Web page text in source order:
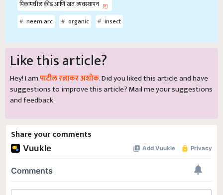
पिकांमधील कीड आणि खत व्यवस्थापन
neem arc
organic insect
Like this article?
Hey! I amपाटील रत्नाकर अशोक. Did you liked this article and have
suggestions to improve this article?Mailme your suggestions
and feedback.
Share your comments